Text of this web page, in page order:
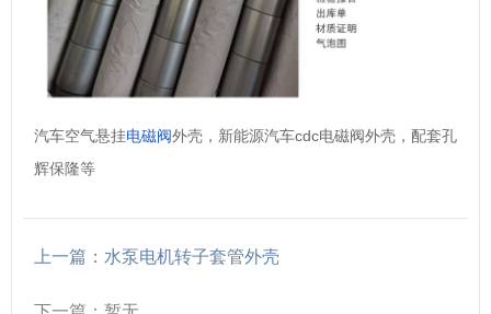
汽车空气悬挂电磁阀外壳，新能源汽车cdc电磁阀外壳，配套孔
辉保隆等
上一篇：水泵电机转子套管外壳